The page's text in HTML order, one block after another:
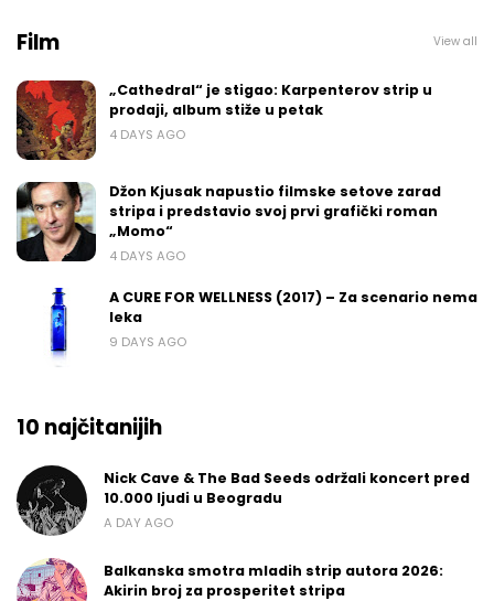
Film View all
„Cathedral“ je stigao: Karpenterov strip u
prodaji, album stiže u petak
4 DAYS AGO
Džon Kjusak napustio filmske setove zarad
stripa i predstavio svoj prvi grafički roman
„Momo“
4 DAYS AGO
A CURE FOR WELLNESS (2017) – Za scenario nema
leka
9 DAYS AGO
10 najčitanijih
Nick Cave & The Bad Seeds održali koncert pred
10.000 ljudi u Beogradu
A DAY AGO
Balkanska smotra mladih strip autora 2026:
Akirin broj za prosperitet stripa